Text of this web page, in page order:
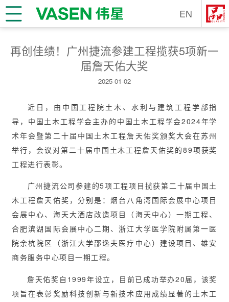
EN
再创佳绩！广州捷流参建工程揽获5项新一
届詹天佑大奖
2025-01-02
近日，由中国工程院土木、水利与建筑工程学部指
导，中国土木工程学会主办的中国土木工程学会2024年学
术年会暨第二十届中国土木工程詹天佑奖颁奖大会在苏州
举行，会议对第二十届中国土木工程詹天佑奖的89项获奖
工程进行表彰。
广州捷流公司参建的5项工程项目揽获第二十届中国土
木工程詹天佑奖，分别是：烟台八角湾国际会展中心项目
会展中心、海天大酒店改造项目（海天中心）一期工程、
合肥滨湖国际会展中心二期、浙江大学医学院附属第一医
院余杭院区（浙江大学邵逸夫医疗中心）建设项目、雄安
商务服务中心项目一期工程。
詹天佑奖自1999年设立，目前已成功举办20届，该奖
项旨在表彰奖励科技创新与新技术应用成绩显著的土木工